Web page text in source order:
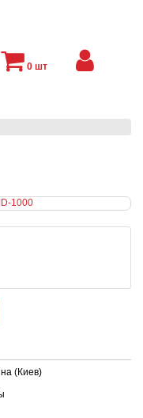
(Киев)
0 шт